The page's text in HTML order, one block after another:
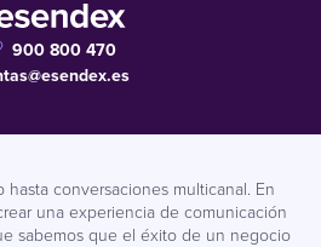
900 800 470
hasta conversaciones multicanal. En
una experiencia de comunicación
sabemos que el éxito de un negocio